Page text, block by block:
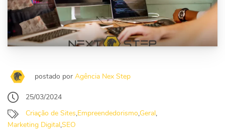
postado por Agência Nex Step
25/03/2024
Criação de Sites,Empreendedorismo,Geral,
Marketing Digital,SEO